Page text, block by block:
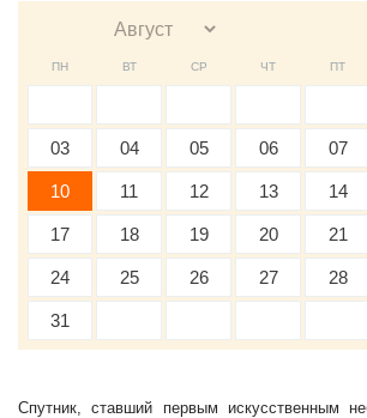
ПН ВТ СР ЧТ ПТ
03 04 05 06 07
10 11 12 13 14
17 18 19 20 21
24 25 26 27 28
31
Спутник, ставший первым искусственным